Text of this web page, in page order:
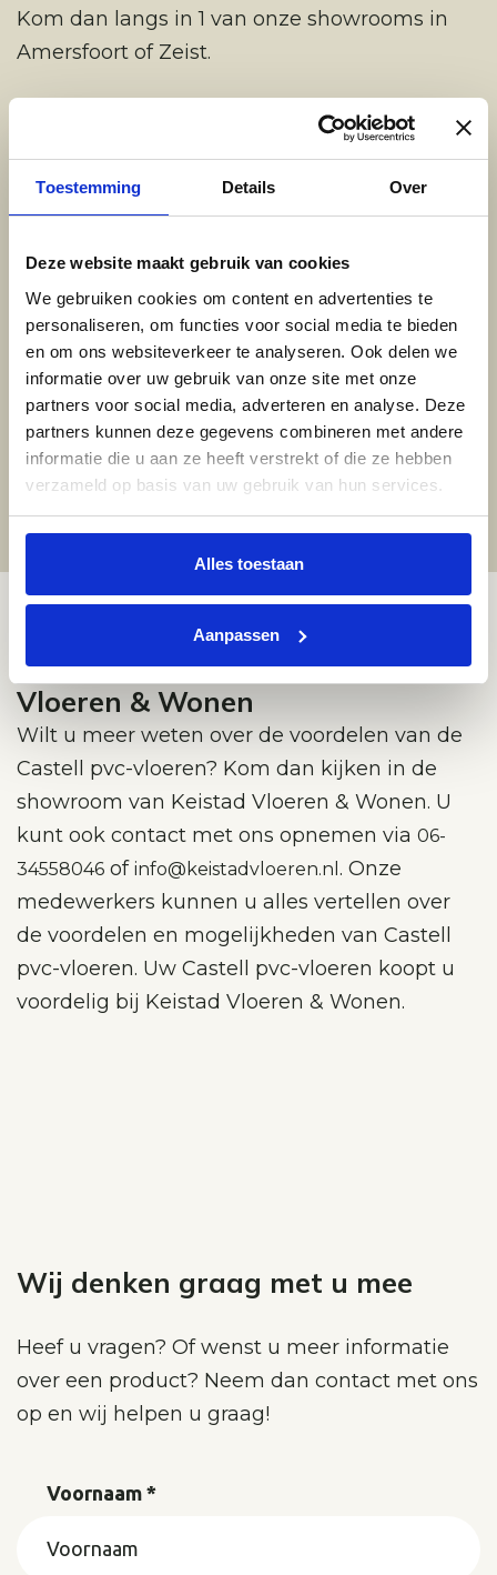
Toestemming Details Over
Deze website maakt gebruik van cookies
We gebruiken cookies om content en advertenties te
personaliseren, om functies voor social media te bieden
en om ons websiteverkeer te analyseren. Ook delen we
informatie over uw gebruik van onze site met onze
partners voor social media, adverteren en analyse. Deze
partners kunnen deze gegevens combineren met andere
informatie die u aan ze heeft verstrekt of die ze hebben
verzameld op basis van uw gebruik van hun services.
Alles toestaan
Aanpassen
Kom dan langs in 1 van onze showrooms in
Amersfoort of Zeist.
Breng een bezoek aan onze showroom
Locatie Amersfoort
Woestijgerweg 133, Amersfoort
Locatie Zeist
Korte Steynlaan 3, Zeist
Bezoek de showroom van Keistad
Vloeren & Wonen
Wilt u meer weten over de voordelen van de
Castell pvc-vloeren? Kom dan kijken in de
showroom van Keistad Vloeren & Wonen. U
kunt ook contact met ons opnemen via 06-
34558046 of info@keistadvloeren.nl . Onze
medewerkers kunnen u alles vertellen over
de voordelen en mogelijkheden van Castell
pvc-vloeren. Uw Castell pvc-vloeren koopt u
voordelig bij Keistad Vloeren & Wonen.
Wij denken graag met u mee
Heef u vragen? Of wenst u meer informatie
over een product? Neem dan contact met ons
op en wij helpen u graag!
Voornaam *